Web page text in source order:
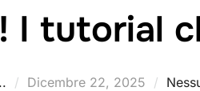
I tutorial
Pubblicato
Dicembre 22, 2025